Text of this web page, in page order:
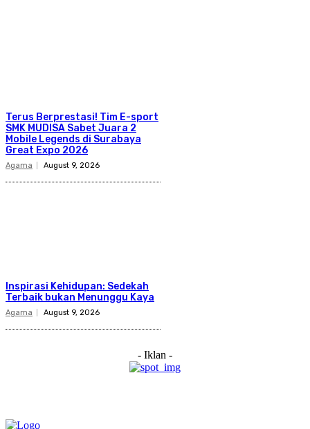
Terus Berprestasi! Tim E-sport
SMK MUDISA Sabet Juara 2
Mobile Legends di Surabaya
Great Expo 2026
Agama August 9, 2026
Inspirasi Kehidupan: Sedekah
Terbaik bukan Menunggu Kaya
Agama August 9, 2026
- Iklan -